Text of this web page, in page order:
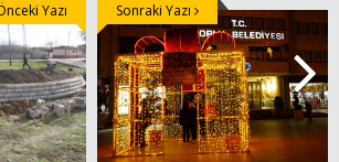
Yazı Sonraki Yazı